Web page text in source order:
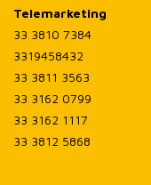
Telemarketing
33 3810 7384
3319458432
33 3811 3563
33 3162 0799
33 3162 1117
33 3812 5868